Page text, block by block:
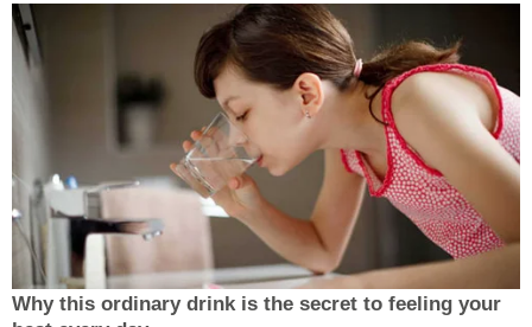
Why this ordinary drink is the secret to feeling your